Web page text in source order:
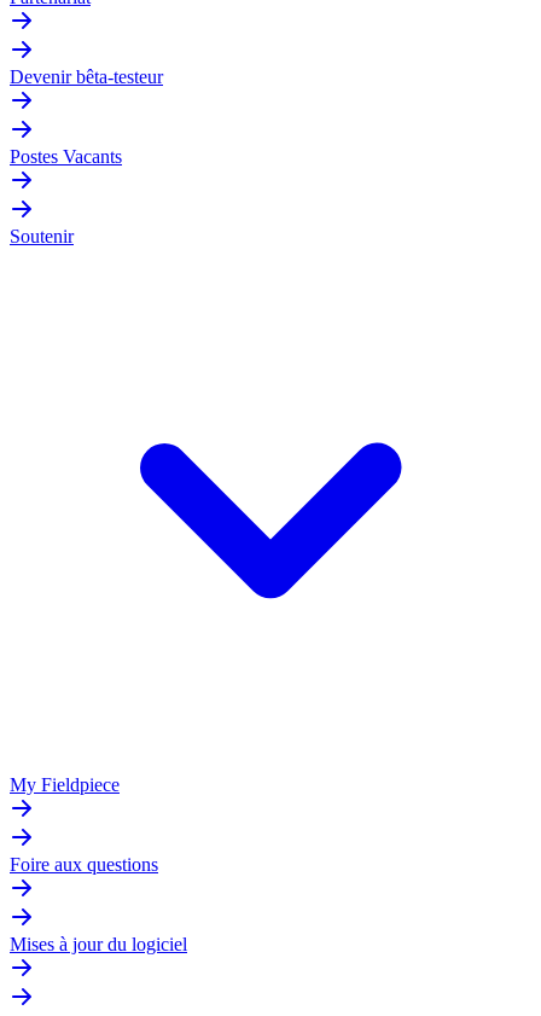
Devenir bêta-testeur
Postes Vacants
Soutenir
My Fieldpiece
Foire aux questions
Mises à jour du logiciel